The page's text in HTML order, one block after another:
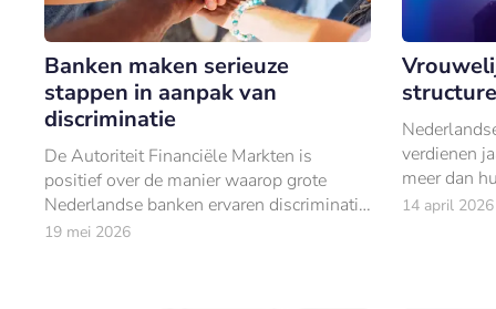
Banken maken serieuze
stappen in aanpak van
discriminatie
De Autoriteit Financiële Markten is
positief over de manier waarop grote
Nederlandse banken ervaren discriminatie
in hun dienstverlening aanpakken.
19 mei 2026
verdienen
meer dan
blijkt uit
14 april 2026